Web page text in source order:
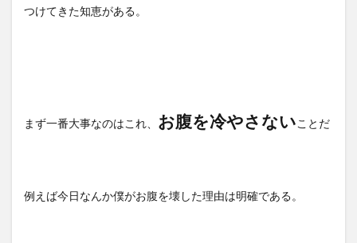
つけてきた知恵がある。
まず一番大事なのはこれ、 お腹を冷やさないことだ
例えば今日なんか僕がお腹を壊した理由は明確である。